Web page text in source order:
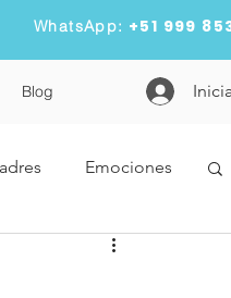
WhatsApp: +51 999
Blog
Emociones